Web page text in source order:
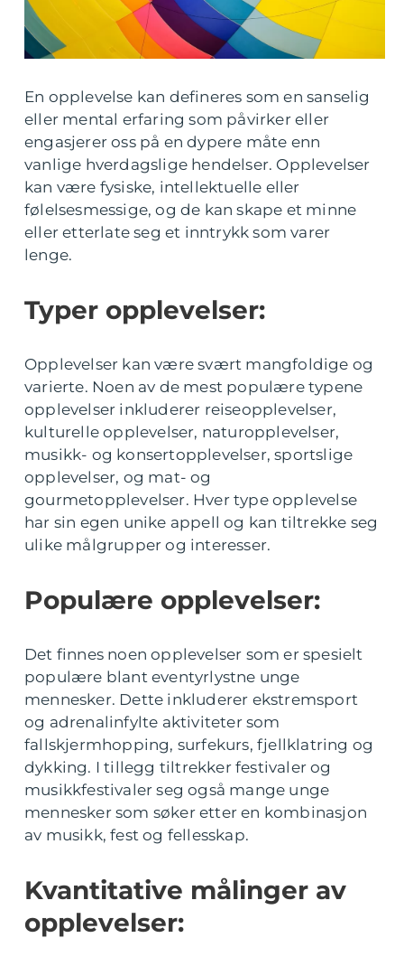
En opplevelse kan defineres som en sanselig
eller mental erfaring som påvirker eller
engasjerer oss på en dypere måte enn
vanlige hverdagslige hendelser. Opplevelser
kan være fysiske, intellektuelle eller
følelsesmessige, og de kan skape et minne
eller etterlate seg et inntrykk som varer
lenge.
Typer opplevelser:
Opplevelser kan være svært mangfoldige og
varierte. Noen av de mest populære typene
opplevelser inkluderer reiseopplevelser,
kulturelle opplevelser, naturopplevelser,
musikk- og konsertopplevelser, sportslige
opplevelser, og mat- og
gourmetopplevelser. Hver type opplevelse
har sin egen unike appell og kan tiltrekke seg
ulike målgrupper og interesser.
Populære opplevelser:
Det finnes noen opplevelser som er spesielt
populære blant eventyrlystne unge
mennesker. Dette inkluderer ekstremsport
og adrenalinfylte aktiviteter som
fallskjermhopping, surfekurs, fjellklatring og
dykking. I tillegg tiltrekker festivaler og
musikkfestivaler seg også mange unge
mennesker som søker etter en kombinasjon
av musikk, fest og fellesskap.
Kvantitative målinger av
opplevelser: